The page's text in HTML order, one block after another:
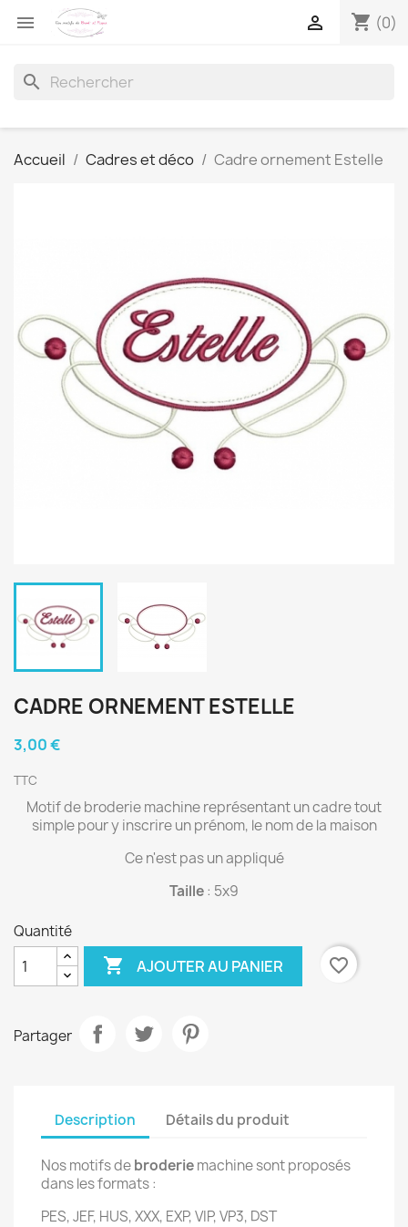
 shopping_cart (0)

search
Accueil Cadres et déco Cadre ornement Estelle
CADRE ORNEMENT ESTELLE
3,00 €
TTC
Motif de broderie machine représentant un cadre tout
simple pour y inscrire un prénom, le nom de la maison
Ce n'est pas un appliqué
Taille: 5x9
Quantité
 AJOUTER AU PANIER favorite_border
Partager
Description Détails du produit
Nos motifs debroderiemachine sont proposés
dans les formats :
PES, JEF, HUS, XXX, EXP, VIP, VP3, DST